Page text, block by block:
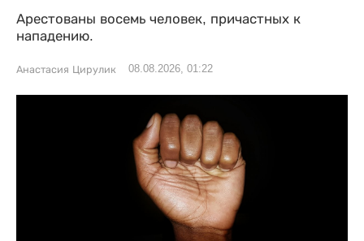
Арестованы восемь человек, причастных к
нападению.
Анастасия Цирулик 08.08.2026, 01:22